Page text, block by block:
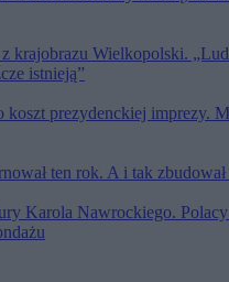
krajobrazu Wielkopolski.
istnieją”
koszt prezydenckiej imprezy.
ten rok. A i tak
Karola Nawrockiego.